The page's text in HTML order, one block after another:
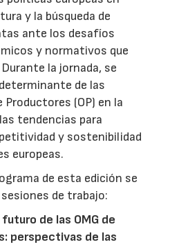
y la búsqueda de
ante los desafíos
y normativos que
la jornada, se
de las
Productores (OP) en la
tendencias para
y sostenibilidad
europeas.
de esta edición se
de trabajo:
futuro de las OMG de
perspectivas de las